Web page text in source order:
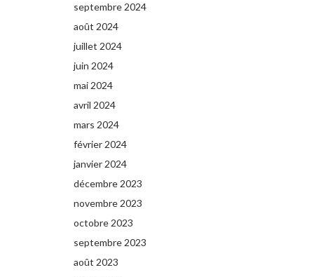
septembre 2024
août 2024
juillet 2024
juin 2024
mai 2024
avril 2024
mars 2024
février 2024
janvier 2024
décembre 2023
novembre 2023
octobre 2023
septembre 2023
août 2023